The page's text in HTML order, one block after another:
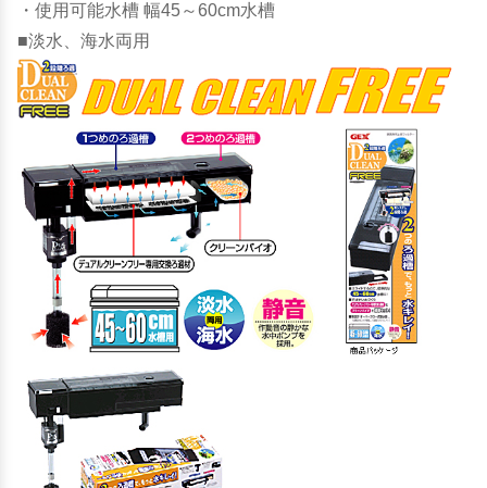
・使用可能水槽 幅45～60cm水槽
■淡水、海水両用